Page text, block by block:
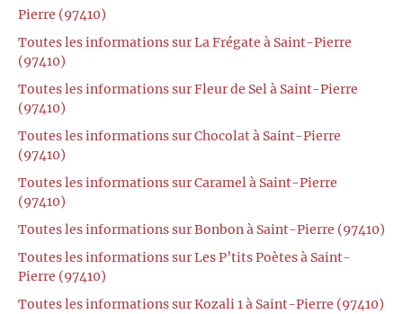
Pierre (97410)
Toutes les informations sur La Frégate à Saint-Pierre
(97410)
Toutes les informations sur Fleur de Sel à Saint-Pierre
(97410)
Toutes les informations sur Chocolat à Saint-Pierre
(97410)
Toutes les informations sur Caramel à Saint-Pierre
(97410)
Toutes les informations sur Bonbon à Saint-Pierre (97410)
Toutes les informations sur Les P’tits Poètes à Saint-
Pierre (97410)
Toutes les informations sur Kozali 1 à Saint-Pierre (97410)